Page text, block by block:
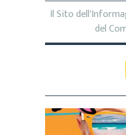
Il Sito
del